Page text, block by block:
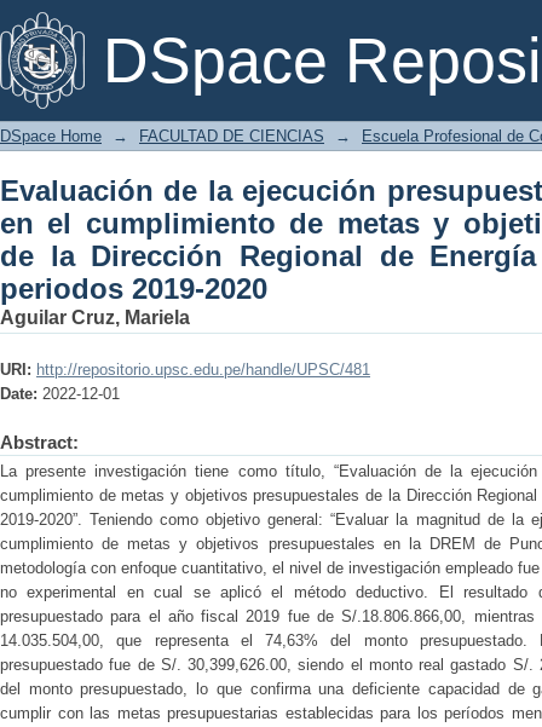
DSpace
Evaluación de la ejecución
metas y objetivos presupuestales de
Puno, periodos 2019-2020
DSpace Home → FACULTAD DE CIENCIAS → Escuela Profesional de
Evaluación de la ejecución
en el cumplimiento de metas y
de la Dirección Regional de
periodos 2019-2020
Aguilar Cruz, Mariela
URI: http://repositorio.upsc.edu.pe/handle/UPSC/481
Date: 2022-12-01
Abstract:
La presente investigación tiene como título, “Evaluación de la
cumplimiento de metas y objetivos presupuestales de la Dirección
2019-2020”. Teniendo como objetivo general: “Evaluar la magnitud de la
cumplimiento de metas y objetivos presupuestales en la DREM de
metodología con enfoque cuantitativo, el nivel de investigación empleado
no experimental en cual se aplicó el método deductivo. El
presupuestado para el año fiscal 2019 fue de S/.18.806.866,00,
14.035.504,00, que representa el 74,63% del monto
presupuestado fue de S/. 30,399,626.00, siendo el monto real gastado S/.
del monto presupuestado, lo que confirma una deficiente capacidad de
cumplir con las metas presupuestarias establecidas para los períodos